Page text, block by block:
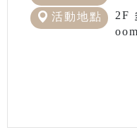
活動地點
2F